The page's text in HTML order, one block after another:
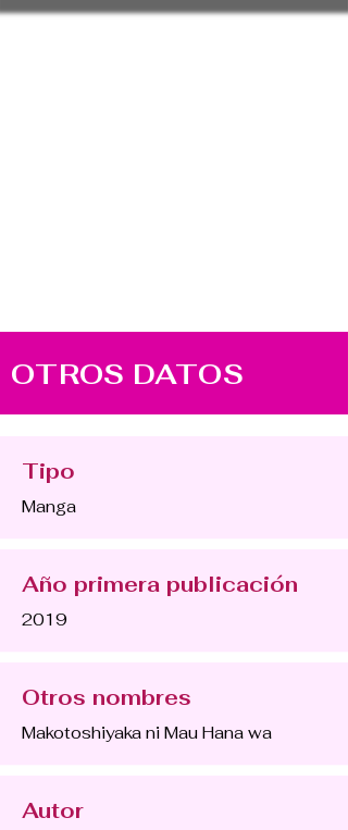
OTROS DATOS
Tipo
Manga
Año primera publicación
2019
Otros nombres
Makotoshiyaka ni Mau Hana wa
Autor